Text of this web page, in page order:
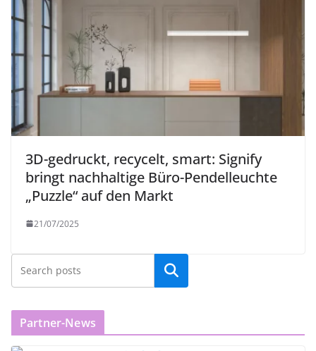
3D-gedruckt, recycelt, smart: Signify
bringt nachhaltige Büro-Pendelleuchte
„Puzzle“ auf den Markt
21/07/2025
Partner-News